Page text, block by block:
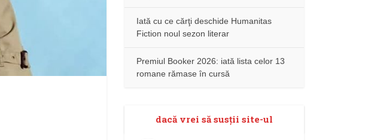
Iată cu ce cărţi deschide Humanitas
Fiction noul sezon literar
Premiul Booker 2026: iată lista celor 13
romane rămase în cursă
dacă vrei să susţii site-ul